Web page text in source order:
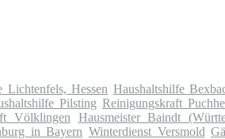
Lichtenfels, Hessen Haushaltshilfe
Pilsting Reinigungskraft
Völklingen Hausmeister Baindt
in Bayern Winterdienst Versmold